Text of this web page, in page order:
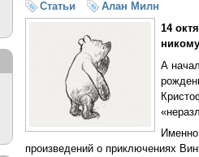
Статьи
Алан Милн
14
А
произведений о приключениях